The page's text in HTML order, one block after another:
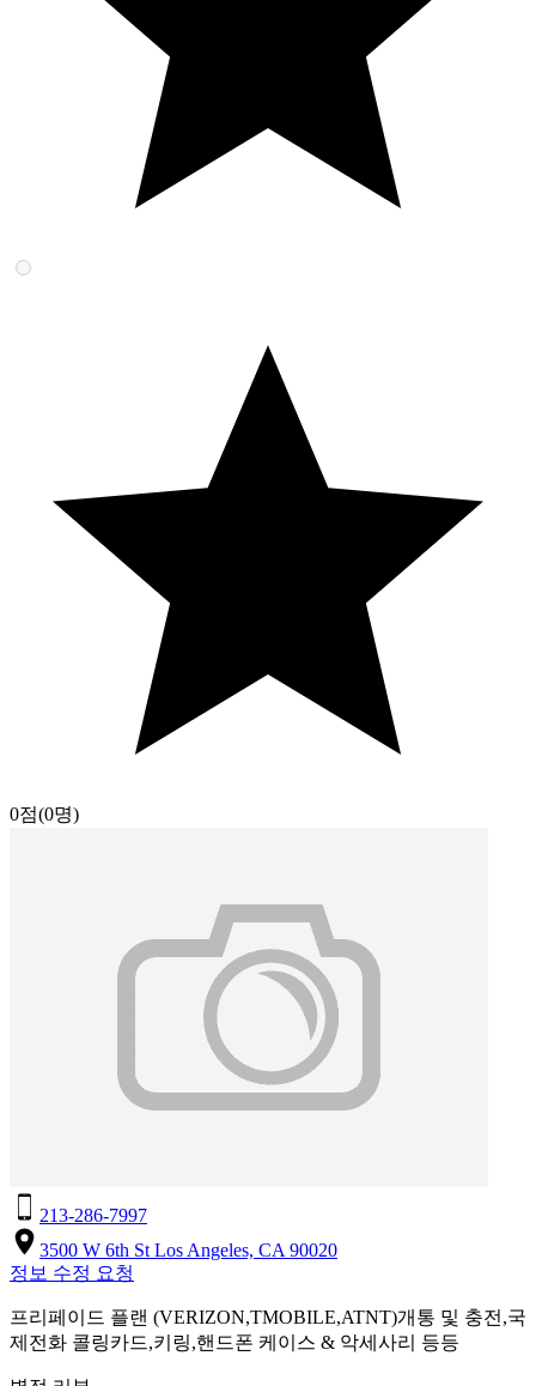
0점(0명)
213-286-7997
3500 W 6th St Los Angeles, CA 90020
정보 수정 요청
프리페이드 플랜 (VERIZON,TMOBILE,ATNT)개통 및 충전,국
제전화 콜링카드,키링,핸드폰 케이스 & 악세사리 등등